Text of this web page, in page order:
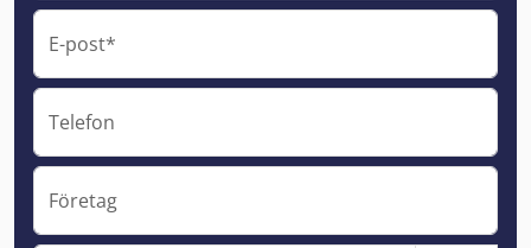
E-post*
Telefon
Företag